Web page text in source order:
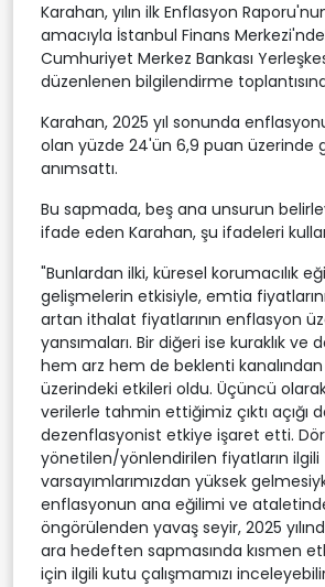
Karahan, yılın ilk Enflasyon
amacıyla İstanbul Finans
Cumhuriyet Merkez Bankası
düzenlenen bilgilendirme
Karahan, 2025 yıl sonunda
olan yüzde 24'ün 6,9 puan üzerinde
anımsattı.
Bu sapmada, beş ana unsurun
ifade eden Karahan, şu ifadeleri
"Bunlardan ilki, küresel korumacılık
gelişmelerin etkisiyle, emtia
artan ithalat fiyatlarının enflasyon
yansımaları. Bir diğeri ise kuraklık ve
hem arz hem de beklenti
üzerindeki etkileri oldu. Üçüncü
verilerle tahmin ettiğimiz çıktı açığı
dezenflasyonist etkiye işaret etti.
yönetilen/yönlendirilen fiyatların ilgili
varsayımlarımızdan yüksek
enflasyonun ana eğilimi ve
öngörülenden yavaş seyir, 2025
ara hedeften sapmasında kısmen
için ilgili kutu çalışmamızı